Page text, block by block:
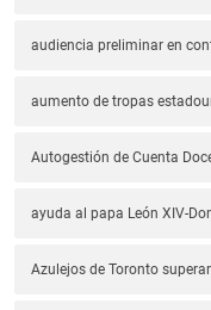
audiencia preliminar en
aumento de tropas
Autogestión de Cuenta
ayuda al papa León XIV-
Azulejos de Toronto